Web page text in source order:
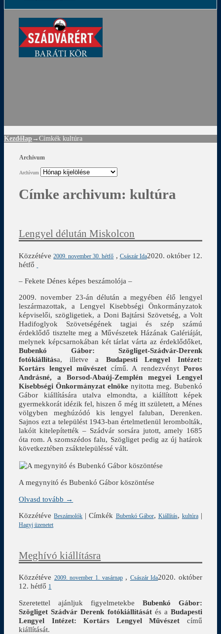
Kezdőlap →Címkék kultúra
Archívum
Archívum
Címke archivum:kultúra
Lengyel délután Miskolcon
Közzétéve2009. november 30. hétfő , Császár Ida2020. október 12.
hétfő
– Fekete Dénes képes beszámolója –
2009. november 23-án délután a megyében élő lengyel
leszármazottak, a Lengyel Kisebbségi Önkormányzatok
képviselői, szögligetiek, a Doni Bajtársi Szövetség, a Volt
Hadifoglyok Szövetségének tagjai és szép számú
érdeklődő tisztelte meg a Művészetek Házának Galériáját,
melynek képcsarnokában két tárlat várta az érdeklődőket,
Bubenkó Gábor: Szögliget-Szádvár-Derenk
fotókiállítása, illetve a Budapesti Lengyel Intézet:
Kortárs lengyel művészetcímű. A rendezvényt Poros
Andrásné, a Borsod-Abaúj-Zemplén megyei Lengyel
Kisebbségi Önkormányzat elnöke nyitotta meg. Bubenkó
Gábor kiállítására utalva elmondta, a kiállított képek
gyermekkorát idézik fel, hiszen ő még itt született, a Ménes
völgyben meghúzódó kis lengyel faluban, Derenken.
Sajnos ezt a települést 1943-ban értelmetlenül lerombolták,
lakóit kitelepítették – Szádvár sorsára jutott, amely 1685
óta rom. A szomszédos falu, Szögliget pedig az új határok
következtében zsáktelepüléssé vált.
A megynyitó és Bubenkó Gábor köszöntése
Olvasd tovább →
Közzétéve Beszámolók |Címkék Bubenkó Gábor, Kiállítás, kultúra|
Hagyj üzenetet
Meghívó kiállításra
Közzétéve 2009. november 1. vasárnap , Császár Ida2020. október
12. hétfő 1
Szeretettel ajánljuk figyelmetekbe Bubenkó Gábor:
Szögliget Szádvár Derenk fotókiállítását és a Budapesti
Lengyel Intézet: Kortárs Lengyel Művészet című
kiállítását.